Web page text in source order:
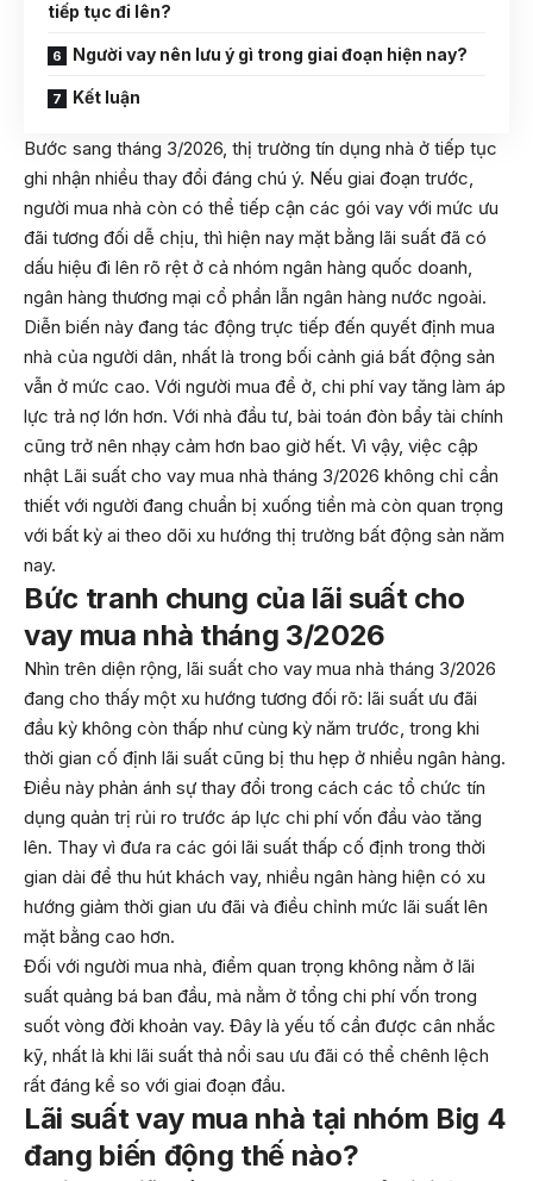
tiếp tục đi lên?
Người vay nên lưu ý gì trong giai đoạn hiện nay?
Kết luận
Bước sang tháng 3/2026, thị trường tín dụng nhà ở tiếp tục
ghi nhận nhiều thay đổi đáng chú ý. Nếu giai đoạn trước,
người mua nhà còn có thể tiếp cận các gói vay với mức ưu
đãi tương đối dễ chịu, thì hiện nay mặt bằng lãi suất đã có
dấu hiệu đi lên rõ rệt ở cả nhóm ngân hàng quốc doanh,
ngân hàng thương mại cổ phần lẫn ngân hàng nước ngoài.
Diễn biến này đang tác động trực tiếp đến quyết định mua
nhà của người dân, nhất là trong bối cảnh giá bất động sản
vẫn ở mức cao. Với người mua để ở, chi phí vay tăng làm áp
lực trả nợ lớn hơn. Với nhà đầu tư, bài toán đòn bẩy tài chính
cũng trở nên nhạy cảm hơn bao giờ hết. Vì vậy, việc cập
nhật Lãi suất cho vay mua nhà tháng 3/2026 không chỉ cần
thiết với người đang chuẩn bị xuống tiền mà còn quan trọng
với bất kỳ ai theo dõi xu hướng thị trường bất động sản năm
nay.
Bức tranh chung của lãi suất cho
vay mua nhà tháng 3/2026
Nhìn trên diện rộng, lãi suất cho vay mua nhà tháng 3/2026
đang cho thấy một xu hướng tương đối rõ: lãi suất ưu đãi
đầu kỳ không còn thấp như cùng kỳ năm trước, trong khi
thời gian cố định lãi suất cũng bị thu hẹp ở nhiều ngân hàng.
Điều này phản ánh sự thay đổi trong cách các tổ chức tín
dụng quản trị rủi ro trước áp lực chi phí vốn đầu vào tăng
lên. Thay vì đưa ra các gói lãi suất thấp cố định trong thời
gian dài để thu hút khách vay, nhiều ngân hàng hiện có xu
hướng giảm thời gian ưu đãi và điều chỉnh mức lãi suất lên
mặt bằng cao hơn.
Đối với người mua nhà, điểm quan trọng không nằm ở lãi
suất quảng bá ban đầu, mà nằm ở tổng chi phí vốn trong
suốt vòng đời khoản vay. Đây là yếu tố cần được cân nhắc
kỹ, nhất là khi lãi suất thả nổi sau ưu đãi có thể chênh lệch
rất đáng kể so với giai đoạn đầu.
Lãi suất vay mua nhà tại nhóm Big 4
đang biến động thế nào?